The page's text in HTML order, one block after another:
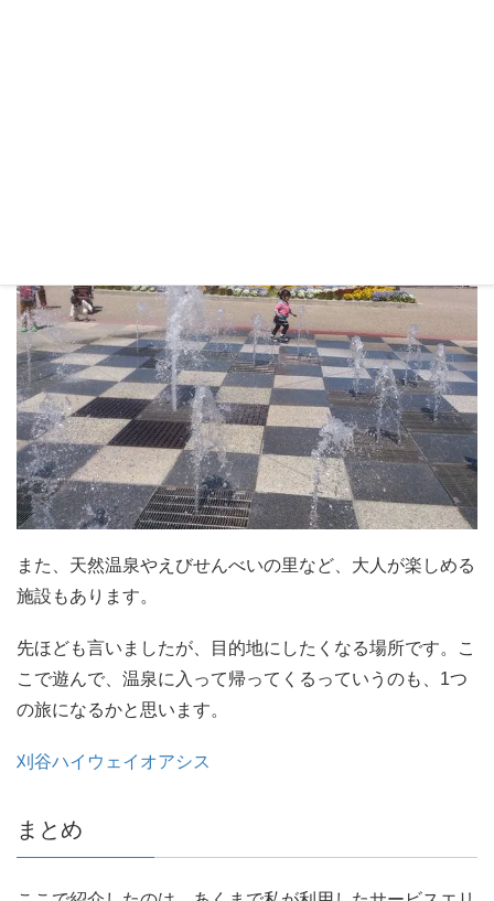
また、天然温泉やえびせんべいの里など、大人が楽しめる
施設もあります。
先ほども言いましたが、目的地にしたくなる場所です。こ
こで遊んで、温泉に入って帰ってくるっていうのも、1つ
の旅になるかと思います。
刈谷ハイウェイオアシス
まとめ